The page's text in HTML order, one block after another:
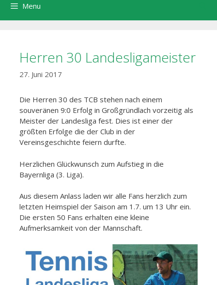
Menu
Herren 30 Landesligameister
27. Juni 2017
Die Herren 30 des TCB stehen nach einem
souveränen 9:0 Erfolg in Großgründlach vorzeitig als
Meister der Landesliga fest. Dies ist einer der
größten Erfolge die der Club in der
Vereinsgeschichte feiern durfte.
Herzlichen Glückwunsch zum Aufstieg in die
Bayernliga (3. Liga).
Aus diesem Anlass laden wir alle Fans herzlich zum
letzten Heimspiel der Saison am 1.7. um 13 Uhr ein.
Die ersten 50 Fans erhalten eine kleine
Aufmerksamkeit von der Mannschaft.